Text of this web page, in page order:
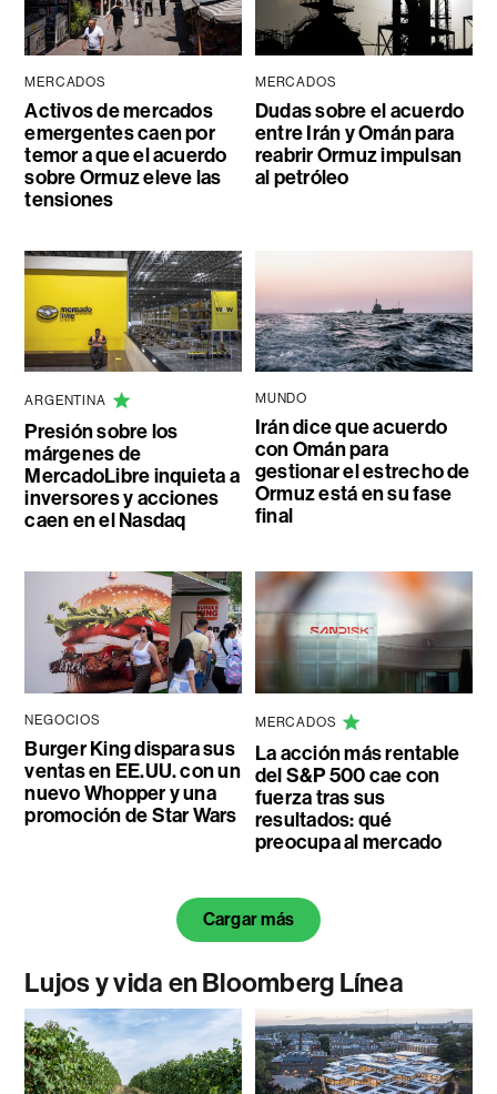
MERCADOS
Activos de mercados
emergentes caen por
temor a que el acuerdo
sobre Ormuz eleve las
tensiones
MERCADOS
Dudas sobre el acuerdo
entre Irán y Omán para
reabrir Ormuz impulsan
al petróleo
ARGENTINA
Presión sobre los
márgenes de
MercadoLibre inquieta a
inversores y acciones
caen en el Nasdaq
MUNDO
Irán dice que acuerdo
con Omán para
gestionar el estrecho de
Ormuz está en su fase
final
NEGOCIOS
Burger King dispara sus
ventas en EE.UU. con un
nuevo Whopper y una
promoción de Star Wars
MERCADOS
La acción más rentable
del S&P 500 cae con
fuerza tras sus
resultados: qué
preocupa al mercado
Cargar más
Lujos y vida en Bloomberg Línea